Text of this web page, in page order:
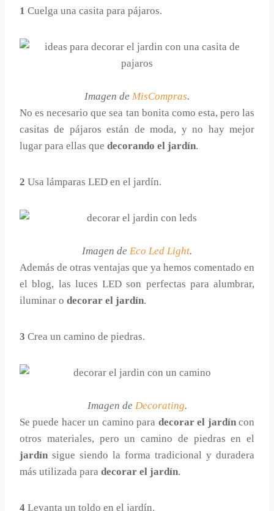
1 Cuelga una casita para pájaros.
Imagen de MisCompras.
No es necesario que sea tan bonita como esta, pero las
casitas de pájaros están de moda, y no hay mejor
lugar para ellas que decorando el jardín.
2 Usa lámparas LED en el jardín.
Imagen de Eco Led Light.
Además de otras ventajas que ya hemos comentado en
el blog, las luces LED son perfectas para alumbrar,
iluminar o decorar el jardín.
3 Crea un camino de piedras.
Imagen de Decorating.
Se puede hacer un camino para decorar el jardíncon
otros materiales, pero un camino de piedras en el
jardín sigue siendo la forma tradicional y duradera
más utilizada para decorar el jardín.
4 Levanta un toldo en el jardín.